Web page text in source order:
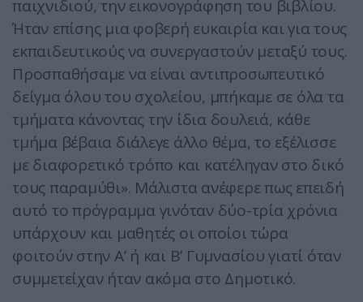
παιχνιδιού, την εικονογράφηση του βιβλίου.
Ήταν επίσης μια φοβερή ευκαιρία και για τους
εκπαιδευτικούς να συνεργαστούν μεταξύ τους.
Προσπαθήσαμε να είναι αντιπροσωπευτικό
δείγμα όλου του σχολείου, μπήκαμε σε όλα τα
τμήματα κάνοντας την ίδια δουλειά, κάθε
τμήμα βέβαια διάλεγε άλλο θέμα, το εξέλισσε
με διαφορετικό τρόπο και κατέληγαν στο δικό
τους παραμύθι». Μάλιστα ανέφερε πως επειδή
αυτό το πρόγραμμα γινόταν δύο-τρία χρόνια
υπάρχουν και μαθητές οι οποίοι τώρα
φοιτούν στην Α’ ή και Β’ Γυμνασίου γιατί όταν
συμμετείχαν ήταν ακόμα στο Δημοτικό.